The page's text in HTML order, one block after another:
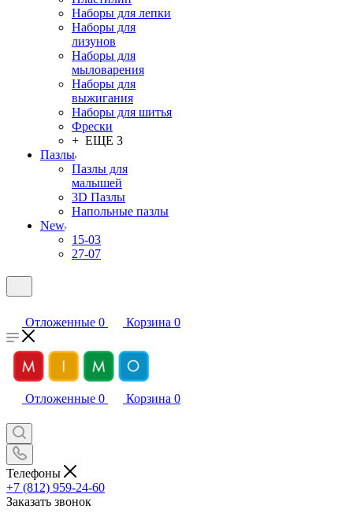
Наборы для лепки
Наборы для
лизунов
Наборы для
мыловарения
Наборы для
выжигания
Наборы для шитья
Фрески
+ ЕЩЕ 3
Пазлы
Пазлы для
малышей
3D Пазлы
Напольные пазлы
New
15-03
27-07
Отложенные 0 Корзина 0
Отложенные 0 Корзина 0
Телефоны
+7 (812) 959-24-60
Заказать звонок